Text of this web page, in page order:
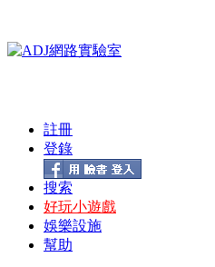
註冊
登錄
搜索
好玩小遊戲
娛樂設施
幫助